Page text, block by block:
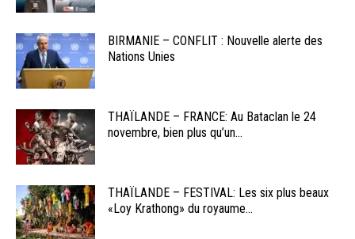
BIRMANIE – CONFLIT : Nouvelle alerte des
Nations Unies
THAÏLANDE – FRANCE: Au Bataclan le 24
novembre, bien plus qu’un...
THAÏLANDE – FESTIVAL: Les six plus beaux
«Loy Krathong» du royaume...